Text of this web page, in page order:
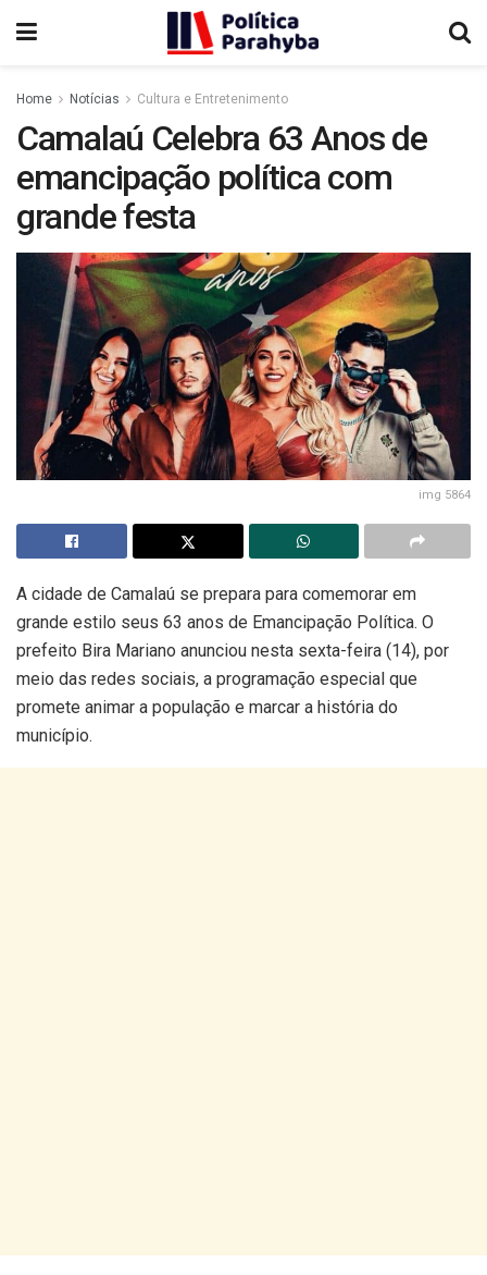
Home Notícias Cultura e Entretenimento
Camalaú Celebra 63 Anos de
emancipação política com
grande festa
img 5864
A cidade de Camalaú se prepara para comemorar em
grande estilo seus 63 anos de Emancipação Política. O
prefeito Bira Mariano anunciou nesta sexta-feira (14), por
meio das redes sociais, a programação especial que
promete animar a população e marcar a história do
município.